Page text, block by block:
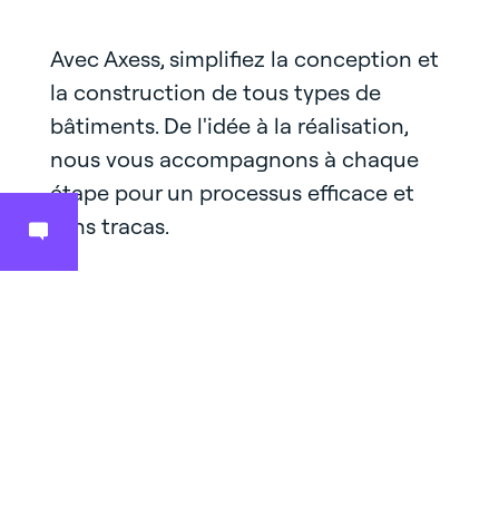
Avec Axess, simplifiez la conception et
la construction de tous types de
bâtiments. De l'idée à la réalisation,
nous vous accompagnons à chaque
étape pour un processus efficace et
sans tracas.